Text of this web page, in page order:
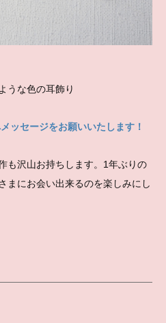
うな色の耳飾り
ッセージをお願いいたします！
も沢山お持ちします。1年ぶりの
まにお会い出来るのを楽しみにし